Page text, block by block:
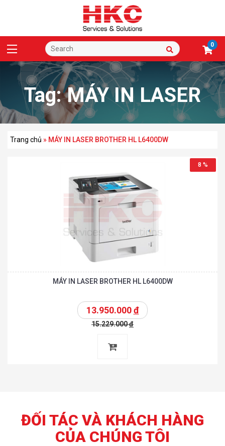
0
Tag:MÁY IN LASER
BROTHER HL
L6400DW
Trang chủ » MÁY IN LASER BROTHER HL L6400DW
8 %
MÁY IN LASER BROTHER HL L6400DW
13.950.000đ
15.229.000đ
ĐỐI TÁC VÀ KHÁCH HÀNG
CỦA CHÚNG TÔI